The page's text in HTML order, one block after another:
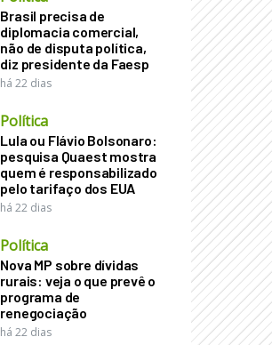
Brasil precisa de
diplomacia comercial,
não de disputa política,
diz presidente da Faesp
há 22 dias
Política
Lula ou Flávio Bolsonaro:
pesquisa Quaest mostra
quem é responsabilizado
pelo tarifaço dos EUA
há 22 dias
Política
Nova MP sobre dívidas
rurais: veja o que prevê o
programa de
renegociação
há 22 dias